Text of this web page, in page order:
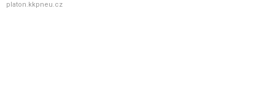
platon.kkpneu.cz